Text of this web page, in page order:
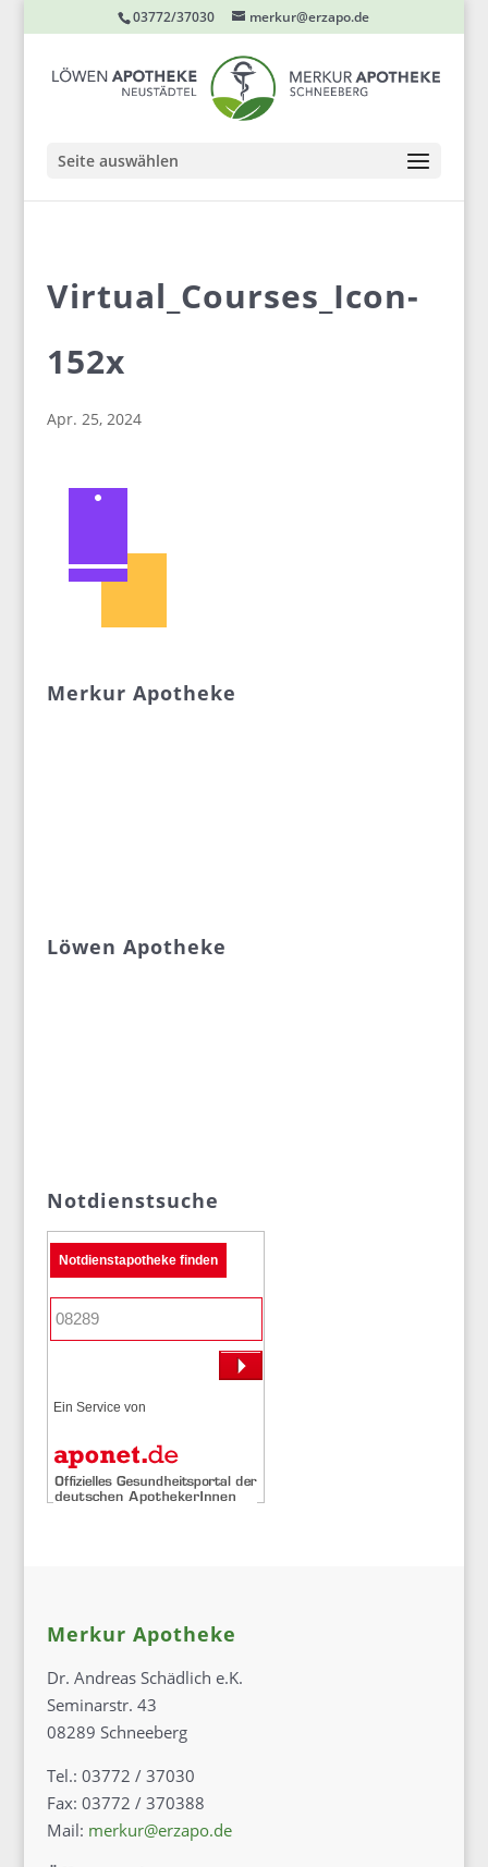
03772/37030 merkur@erzapo.de
Seite auswählen
Virtual_Courses_Icon-
152x
Apr. 25, 2024
Merkur Apotheke
Löwen Apotheke
Notdienstsuche
Notdienstapotheke finden
Ein Service von
Merkur Apotheke
Dr. Andreas Schädlich e.K.
Seminarstr. 43
08289 Schneeberg
Tel.: 03772 / 37030
Fax: 03772 / 370388
Mail: merkur@erzapo.de